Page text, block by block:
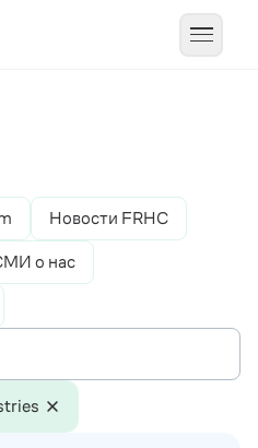
Новости FRHC
о нас